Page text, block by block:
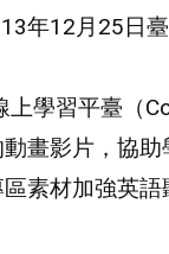
年12月25日
學習平臺（
畫影片，協
素材加強英